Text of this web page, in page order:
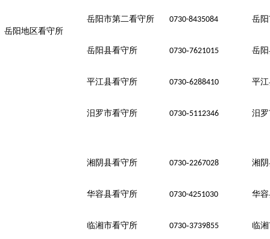
岳阳地区看守所
岳阳市第二看守所 0730-8435084 岳
岳阳县看守所 0730-7621015 岳
平江县看守所 0730-6288410 平
汨罗市看守所 0730-5112346 汨
湘阴县看守所 0730-2267028 湘
华容县看守所 0730-4251030 华
临湘市看守所 0730-3739855 临